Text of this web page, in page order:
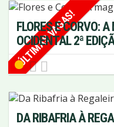
ÚLTIMAS VAGAS!
FLORES E CORVO:
OCIDENTAL 2ª
DA RIBAFRIA À